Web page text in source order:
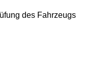
des Fahrzeugs